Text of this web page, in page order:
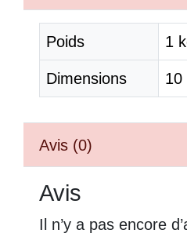
Poids 1
Dimensions 10
Avis (0)
Avis
Il n’y a pas encore